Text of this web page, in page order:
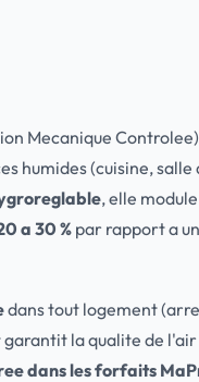
Mecanique
humides (cuisine,
, elle
a 30 % par rapport a
dans tout logement
la qualite de
dans les forfaits